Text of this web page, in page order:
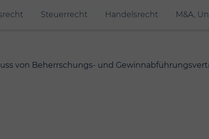
Steuerrecht Handelsrecht M&A,
von Beherrschungs- und